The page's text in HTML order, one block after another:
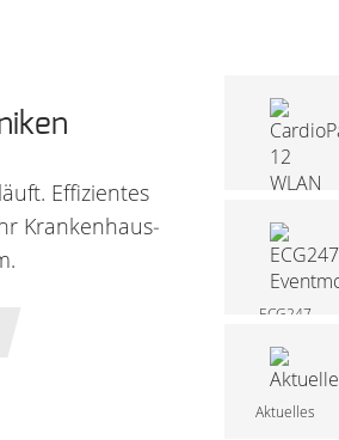
Effizientes
Kranken­haus­
WLAN
ECG247
Aktuelles